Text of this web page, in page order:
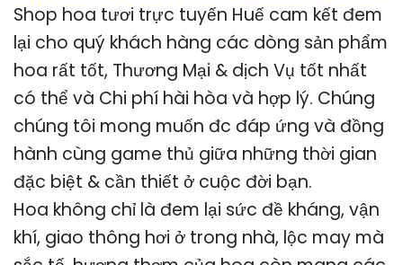
Shop hoa tươi trực tuyến Huế cam kết đem
lại cho quý khách hàng các dòng sản phẩm
hoa rất tốt, Thương Mại & dịch Vụ tốt nhất
có thể và Chi phí hài hòa và hợp lý. Chúng
chúng tôi mong muốn đc đáp ứng và đồng
hành cùng game thủ giữa những thời gian
đặc biệt & cần thiết ở cuộc đời bạn.
Hoa không chỉ là đem lại sức đề kháng, vận
khí, giao thông hơi ở trong nhà, lộc may mà